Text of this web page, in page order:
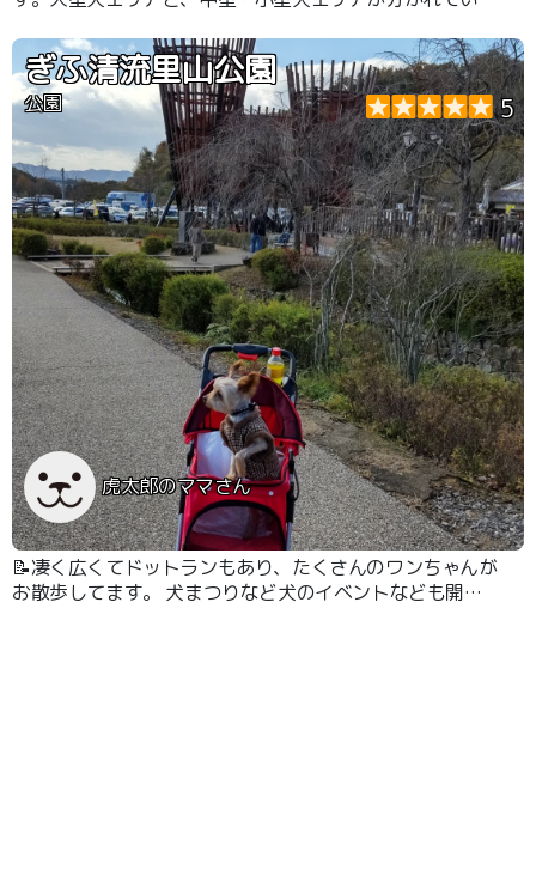
さんがあるので一休み出来ます。
ぎふ清流里山公園
公園 5
虎太郎のママさん
📝凄く広くてドットランもあり、たくさんのワンちゃんが
お散歩してます。 犬まつりなど犬のイベントなども開催